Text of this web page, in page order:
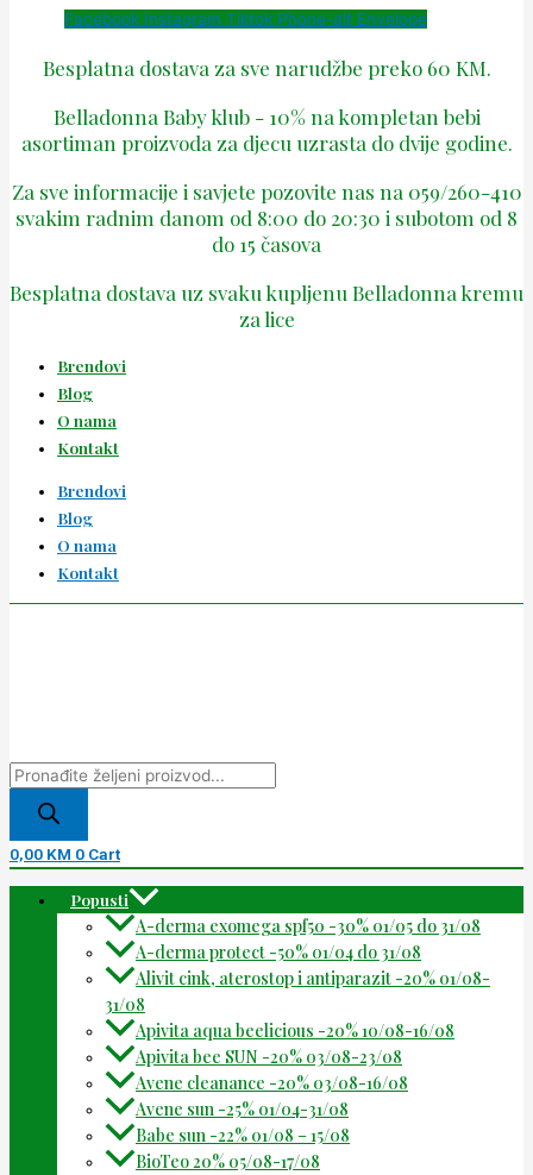
Facebook Instagram Tiktok Phone-alt Envelope
Besplatna dostava za sve narudžbe preko 60 KM.
Belladonna Baby klub - 10% na kompletan bebi
asortiman proizvoda za djecu uzrasta do dvije godine.
Za sve informacije i savjete pozovite nas na 059/260-410
svakim radnim danom od 8:00 do 20:30 i subotom od 8
do 15 časova
Besplatna dostava uz svaku kupljenu Belladonna kremu
za lice
Brendovi
Blog
O nama
Kontakt
Brendovi
Blog
O nama
Kontakt
0,00 KM 0 Cart
Popusti
A-derma exomega spf50 -30% 01/05 do 31/08
A-derma protect -50% 01/04 do 31/08
Alivit cink, aterostop i antiparazit -20% 01/08-
31/08
Apivita aqua beelicious -20% 10/08-16/08
Apivita bee SUN -20% 03/08-23/08
Avene cleanance -20% 03/08-16/08
Avene sun -25% 01/04-31/08
Babe sun -22% 01/08 – 15/08
BioTeo 20% 05/08-17/08